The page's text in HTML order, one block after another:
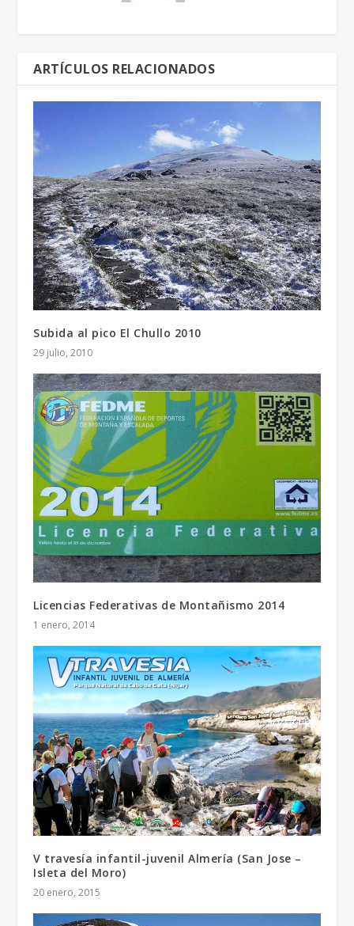
ARTÍCULOS RELACIONADOS
Subida al pico El Chullo 2010
29 julio, 2010
Licencias Federativas de Montañismo 2014
1 enero, 2014
V travesía infantil-juvenil Almería (San Jose –
Isleta del Moro)
20 enero, 2015